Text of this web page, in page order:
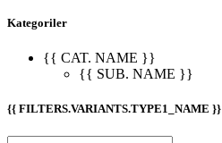
Kategoriler
{{ CAT. NAME }}
{{ SUB. NAME }}
{{ FILTERS.VARIANTS.TYPE1_NAME }}